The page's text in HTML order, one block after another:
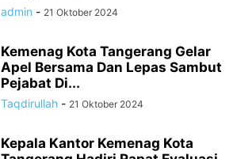
admin - 21 Oktober 2024
Kemenag Kota Tangerang Gelar
Apel Bersama Dan Lepas Sambut
Pejabat Di...
Taqdirullah - 21 Oktober 2024
Kepala Kantor Kemenag Kota